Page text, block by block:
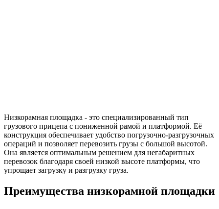
Низкорамная площадка - это специализированный тип
грузового прицепа с пониженной рамой и платформой. Её
конструкция обеспечивает удобство погрузочно-разгрузочных
операций и позволяет перевозить грузы с большой высотой.
Она является оптимальным решением для негабаритных
перевозок благодаря своей низкой высоте платформы, что
упрощает загрузку и разгрузку груза.
Преимущества низкорамной площадки